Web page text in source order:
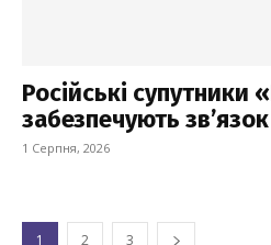
Російські супутники
забезпечують
1 Серпня, 2026
1 2 3